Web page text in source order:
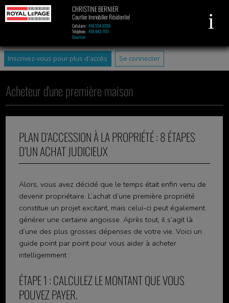
Inscrivez-vous pour plus d'accès Se connecter
CHRISTINE BERNIER
Courtier Immobilier Résidentiel
Cellulaire : 418.554.6358
Téléphone : 418.843.1151
Courriel
Acheteur d'une première maison
PLAN D’ACCESSION À LA PROPRIÉTÉ : 8 ÉTAPES
D’UN ACHAT JUDICIEUX
Alors, vous avez décidé que le temps était enfin venu de
devenir propriétaire. L’achat d’une première propriété
constitue un projet excitant, mais celui-ci peut également
générer une certaine angoisse. Après tout, il s’agit là
d’une des plus grosses dépenses de votre vie. Voici un
guide point par point pour vous aider à acheter
intelligemment :
ÉTAPE 1 : CALCULEZ LE MONTANT QUE VOUS
POUVEZ PAYER.